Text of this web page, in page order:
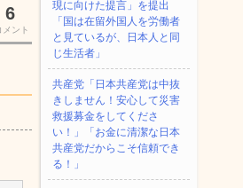
6
メント
現に向けた提言」を提出
「国は在留外国人を労働者
と見ているが、日本人と同
じ生活者」
共産党「日本共産党は中抜
きしません！安心して災害
救援募金をしてくださ
い！」「お金に清潔な日本
共産党だからこそ信頼でき
る！」